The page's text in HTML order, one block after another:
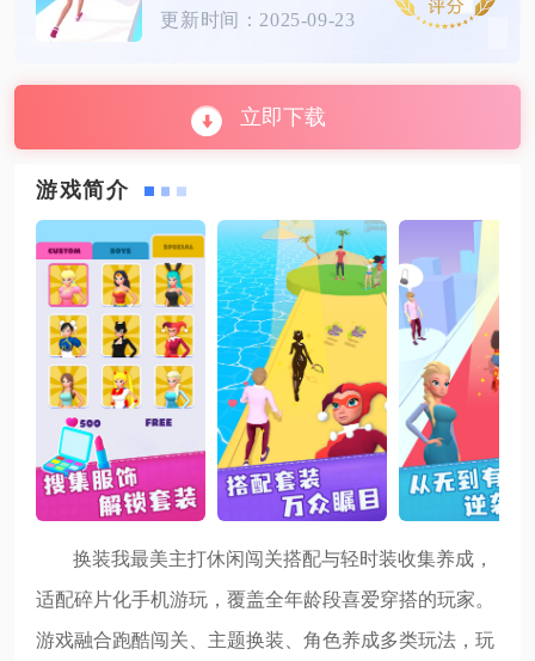
更新时间：2025-09-23
立即下载
游戏简介
换装我最美主打休闲闯关搭配与轻时装收集养成，
适配碎片化手机游玩，覆盖全年龄段喜爱穿搭的玩家。
游戏融合跑酷闯关、主题换装、角色养成多类玩法，玩